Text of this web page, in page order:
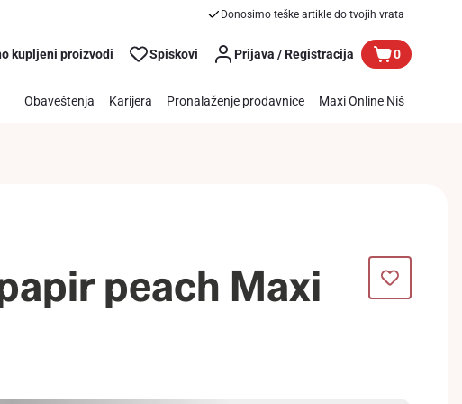
Donosimo teške artikle do tvojih vrata
kupljeni proizvodi Spiskovi Prijava / Registracija 0
Obaveštenja Karijera Pronalaženje prodavnice Maxi Online Niš
peach Maxi